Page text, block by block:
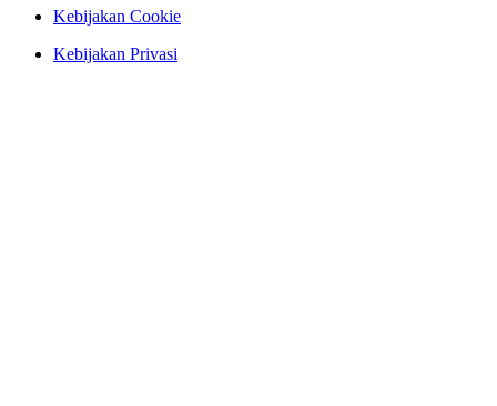
Kebijakan Cookie
Kebijakan Privasi